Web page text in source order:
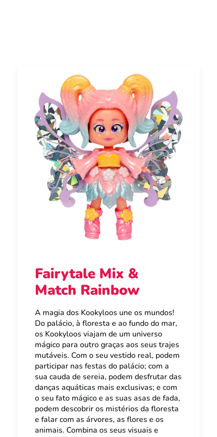
Fairytale Mix &
Match Rainbow
A magia dos Kookyloos une os mundos!
Do palácio, à floresta e ao fundo do mar,
os Kookyloos viajam de um universo
mágico para outro graças aos seus trajes
mutáveis. Com o seu vestido real, podem
participar nas festas do palácio; com a
sua cauda de sereia, podem desfrutar das
danças aquáticas mais exclusivas; e com
o seu fato mágico e as suas asas de fada,
podem descobrir os mistérios da floresta
e falar com as árvores, as flores e os
animais. Combina os seus visuais e